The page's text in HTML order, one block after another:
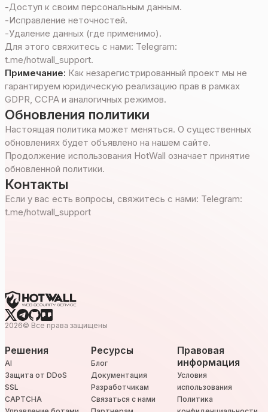
-Доступ к своим персональным данным.
-Исправление неточностей.
-Удаление данных (где применимо).
Для этого свяжитесь с нами: Telegram:
t.me/hotwall_support.
Примечание: Как незарегистрированный проект мы не
гарантируем юридическую реализацию прав в рамках
GDPR, CCPA и аналогичных режимов.
Обновления политики
Настоящая политика может меняться. О существенных
обновлениях будет объявлено на нашем сайте.
Продолжение использования HotWall означает принятие
обновленной политики.
Контакты
Если у вас есть вопросы, свяжитесь с нами: Telegram:
t.me/hotwall_support
2026© Все права защищены
Решения
AI
Защита от DDoS
SSL
CAPTCHA
Ресурсы
Блог
Документация
Разработчикам
Связаться с нами
Правовая
информация
Условия
использования
Политика